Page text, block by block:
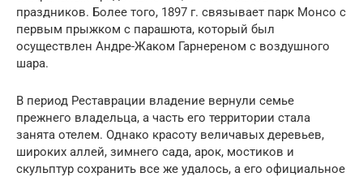
праздников. Более того, 1897 г. связывает парк Монсо с
первым прыжком с парашюта, который был
осуществлен Андре-Жаком Гарнереном с воздушного
шара.
В период Реставрации владение вернули семье
прежнего владельца, а часть его территории стала
занята отелем. Однако красоту величавых деревьев,
широких аллей, зимнего сада, арок, мостиков и
скульптур сохранить все же удалось, а его официальное